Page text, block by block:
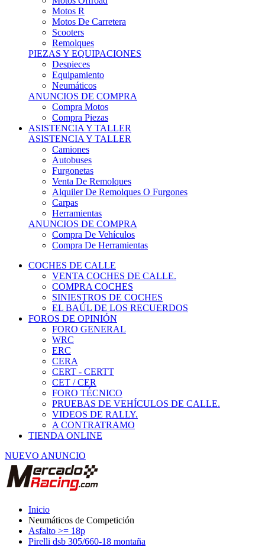
Motos R
Motos De Carretera
Scooters
Remolques
PIEZAS Y EQUIPACIONES
Despieces
Equipamiento
Neumáticos
ANUNCIOS DE COMPRA
Compra Motos
Compra Piezas
ASISTENCIA Y TALLER
ASISTENCIA Y TALLER
Camiones
Autobuses
Furgonetas
Venta De Remolques
Alquiler De Remolques O Furgones
Carpas
Herramientas
ANUNCIOS DE COMPRA
Compra De Vehículos
Compra De Herramientas
COCHES DE CALLE
VENTA COCHES DE CALLE.
COMPRA COCHES
SINIESTROS DE COCHES
EL BAÚL DE LOS RECUERDOS
FOROS DE OPINIÓN
FORO GENERAL
WRC
ERC
CERA
CERT - CERTT
CET / CER
FORO TÉCNICO
PRUEBAS DE VEHÍCULOS DE CALLE.
VIDEOS DE RALLY.
A CONTRATRAMO
TIENDA ONLINE
NUEVO ANUNCIO
Inicio
Neumáticos de Competición
Asfalto >= 18p
Pirelli dsb 305/660-18 montaña